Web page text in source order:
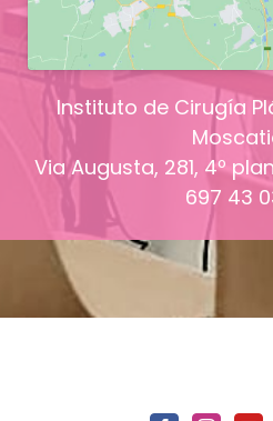
Instituto de Cirugía
Via Augusta, 281, 4º
697 43